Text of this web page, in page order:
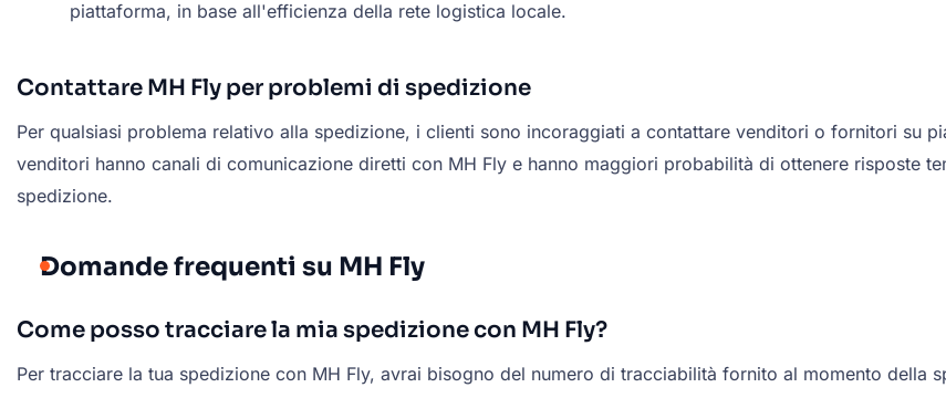
piattaforma, in base all'efficienza della rete logistica locale.
Contattare MH Fly per problemi di spedizione
Per qualsiasi problema relativo alla spedizione, i clienti sono incoraggiati a contattare venditori o fornitori su
venditori hanno canali di comunicazione diretti con MH Fly e hanno maggiori probabilità di ottenere risposte
spedizione.
Domande frequenti su MH Fly
Come posso tracciare la mia spedizione con MH Fly?
Per tracciare la tua spedizione con MH Fly, avrai bisogno del numero di tracciabilità fornito al momento della